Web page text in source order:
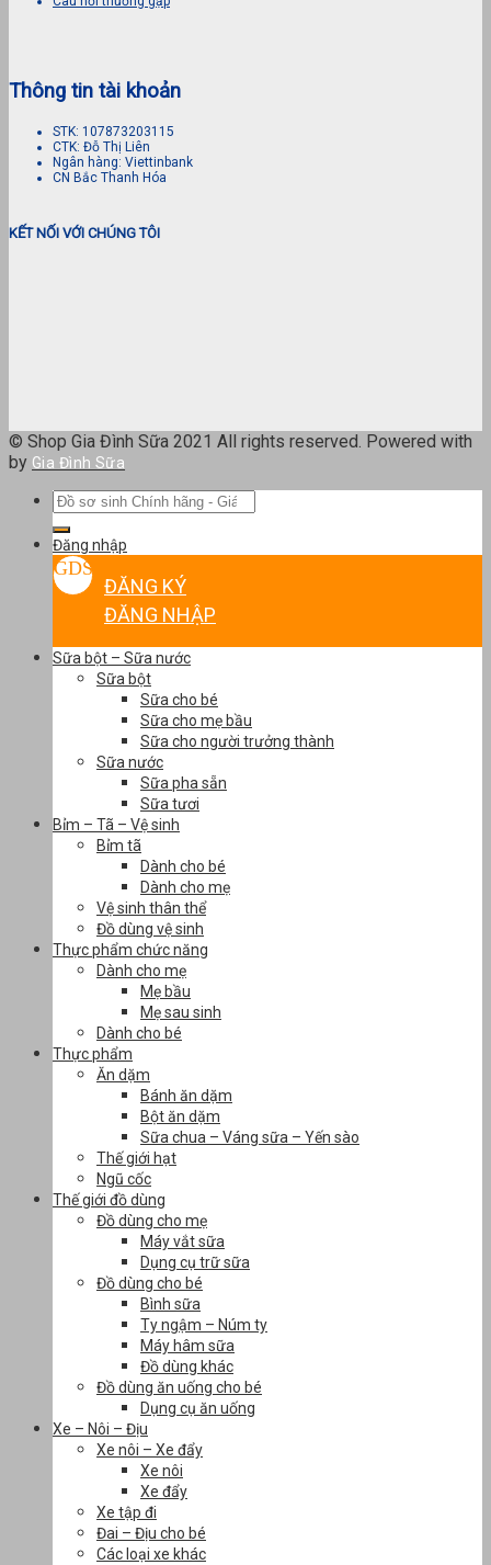
Thông tin tài khoản
STK: 107873203115
CTK: Đỗ Thị Liên
Ngân hàng: Viettinbank
CN Bắc Thanh Hóa
KẾT NỐI VỚI CHÚNG TÔI
© Shop Gia Đình Sữa 2021 All rights reserved. Powered with
by Gia Đình Sữa
Tìm
Đăng nhập
ĐĂNG KÝ
ĐĂNG NHẬP
Sữa bột – Sữa nước
Sữa bột
Sữa cho bé
Sữa cho mẹ bầu
Sữa cho người trưởng thành
Sữa nước
Sữa pha sẵn
Sữa tươi
Bỉm – Tã – Vệ sinh
Bỉm tã
Dành cho bé
Dành cho mẹ
Vệ sinh thân thể
Đồ dùng vệ sinh
Thực phẩm chức năng
Dành cho mẹ
Mẹ bầu
Mẹ sau sinh
Dành cho bé
Thực phẩm
Ăn dặm
Bánh ăn dặm
Bột ăn dặm
Sữa chua – Váng sữa – Yến sào
Thế giới hạt
Ngũ cốc
Thế giới đồ dùng
Đồ dùng cho mẹ
Máy vắt sữa
Dụng cụ trữ sữa
Đồ dùng cho bé
Bình sữa
Ty ngậm – Núm ty
Máy hâm sữa
Đồ dùng khác
Đồ dùng ăn uống cho bé
Dụng cụ ăn uống
Xe – Nôi – Địu
Xe nôi – Xe đẩy
Xe nôi
Xe đẩy
Xe tập đi
Đai – Địu cho bé
Các loại xe khác